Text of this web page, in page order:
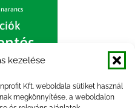
kezelése
Kft. weboldala sütiket használ
megkönnyítése, a weboldalon
narancs